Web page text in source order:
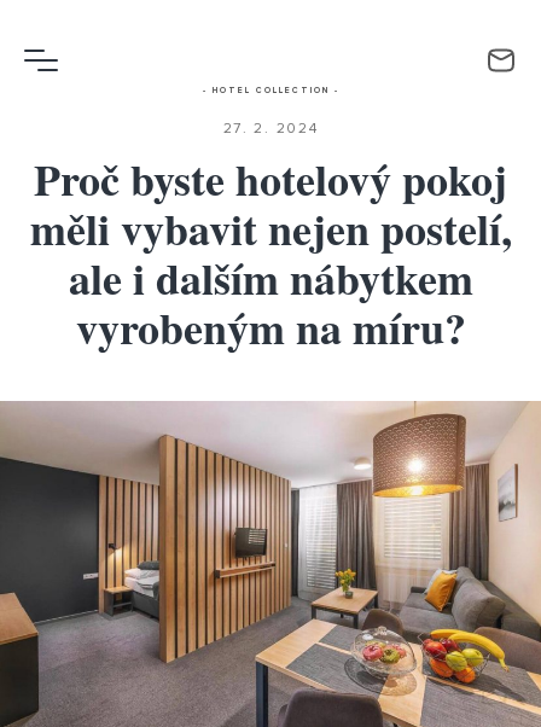
- HOTEL COLLECTION -
27. 2. 2024
Proč byste hotelový pokoj
měli vybavit nejen postelí,
ale i dalším nábytkem
vyrobeným na míru?